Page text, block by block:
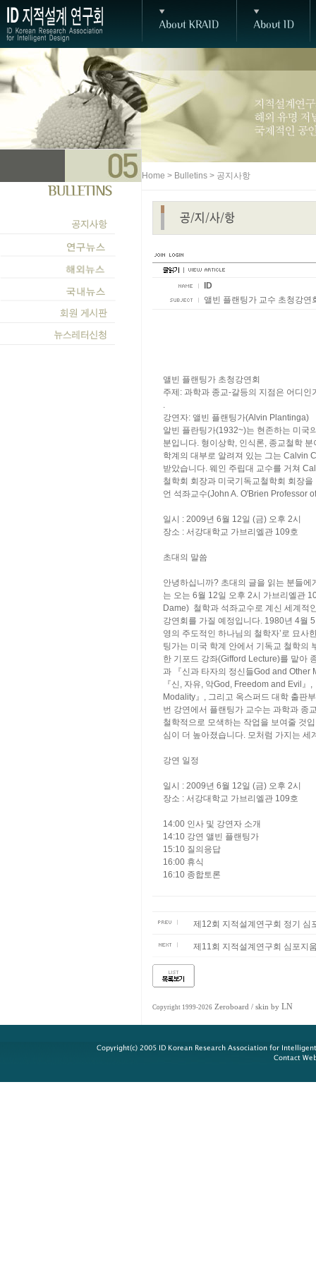
Home > Bulletins > 공지사항
ID
앨빈 플랜팅가 교수 초청강
앨빈 플랜팅가 초청강연회
주제: 과학과 종교-갈등의 지점은 어디인
.
강연자: 앨빈 플랜팅가(Alvin Plantinga)
알빈 플란팅가(1932~)는 현존하는 미국
분입니다. 형이상학, 인식론, 종교철학
학계의 대부로 알려져 있는 그는 Calvin
받았습니다. 웨인 주립대 교수를 거쳐
철학회 회장과 미국기독교철학회 회장
언 석좌교수(John A. O'Brien Professor
일시 : 2009년 6월 12일 (금) 오후 2시
장소 : 서강대학교 가브리엘관 109호
초대의 말씀
안녕하십니까? 초대의 글을 읽는 분들
는 오는 6월 12일 오후 2시 가브리엘관
Dame) 철학과 석좌교수로 계신 세계적
강연회를 가질 예정입니다. 1980년 4월
영의 주도적인 하나님의 철학자’로 묘사
팅가는 미국 학계 안에서 기독교 철학의
한 기포드 강좌(Gifford Lecture)를 맡아
과 『신과 타자의 정신들God and Other
『신, 자유, 악God, Freedom and Evil
Modality』, 그리고 옥스퍼드 대학 출판
번 강연에서 플랜팅가 교수는 과학과 종
철학적으로 모색하는 작업을 보여줄 것
심이 더 높아졌습니다. 모처럼 가지는
강연 일정
일시 : 2009년 6월 12일 (금) 오후 2시
장소 : 서강대학교 가브리엘관 109호
14:00 인사 및 강연자 소개
14:10 강연 앨빈 플랜팅가
15:10 질의응답
16:00 휴식
16:10 종합토론
제12회 지적설계연구회 정기 심
제11회 지적설계연구회 심포지
Copyright 1999-2026 Zeroboard / skin by LN